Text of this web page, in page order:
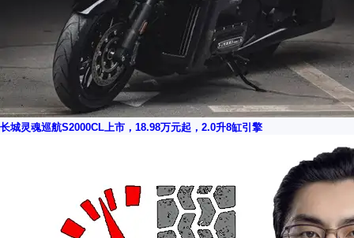
长城灵魂巡航S2000CL上市，18.98万元起，2.0升8缸引擎